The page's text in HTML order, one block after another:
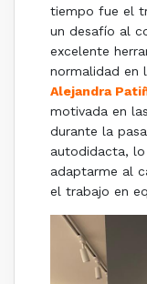
tiempo fue el
un desafío al
excelente
normalidad en
Alejandra
motivada en
durante la
autodidacta,
adaptarme al
el trabajo en